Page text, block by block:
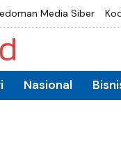
Media Siber
Nasional